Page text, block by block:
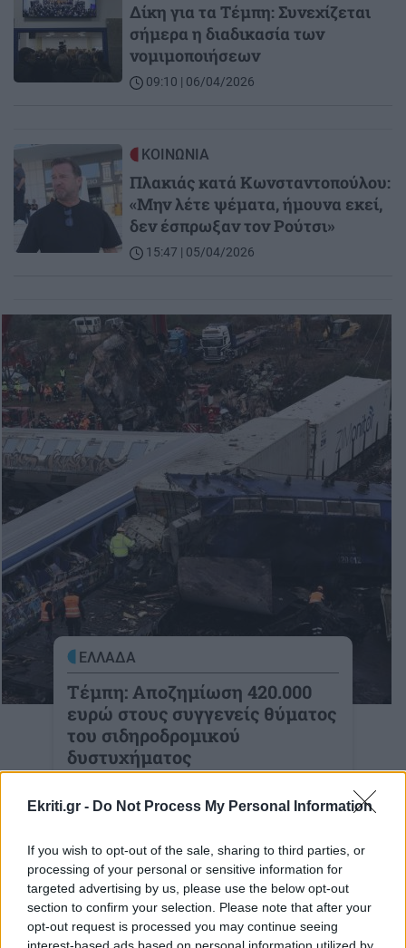
Ekriti.gr - Do Not Process My Personal Information
If you wish to opt-out of the sale, sharing to third parties, or
processing of your personal or sensitive information for
targeted advertising by us, please use the below opt-out
section to confirm your selection. Please note that after your
opt-out request is processed you may continue seeing
interest-based ads based on personal information utilized by
Δίκη για τα Τέμπη: Συνεχίζεται
σήμερα η διαδικασία των
νομιμοποιήσεων
09:10 | 06/04/2026
Image ΚΟΙΝΩΝΙΑ
Πλακιάς κατά Κωνσταντοπούλου:
«Μην λέτε ψέματα, ήμουνα εκεί,
δεν έσπρωξαν τον Ρούτσι»
15:47 | 05/04/2026
ΕΛΛΑΔΑ
Τέμπη: Αποζημίωση 420.000
ευρώ στους συγγενείς θύματος
του σιδηροδρομικού
δυστυχήματος
στους συγγενείς θύματος του
03-04-2026
ΕΛΛΑΔΑ